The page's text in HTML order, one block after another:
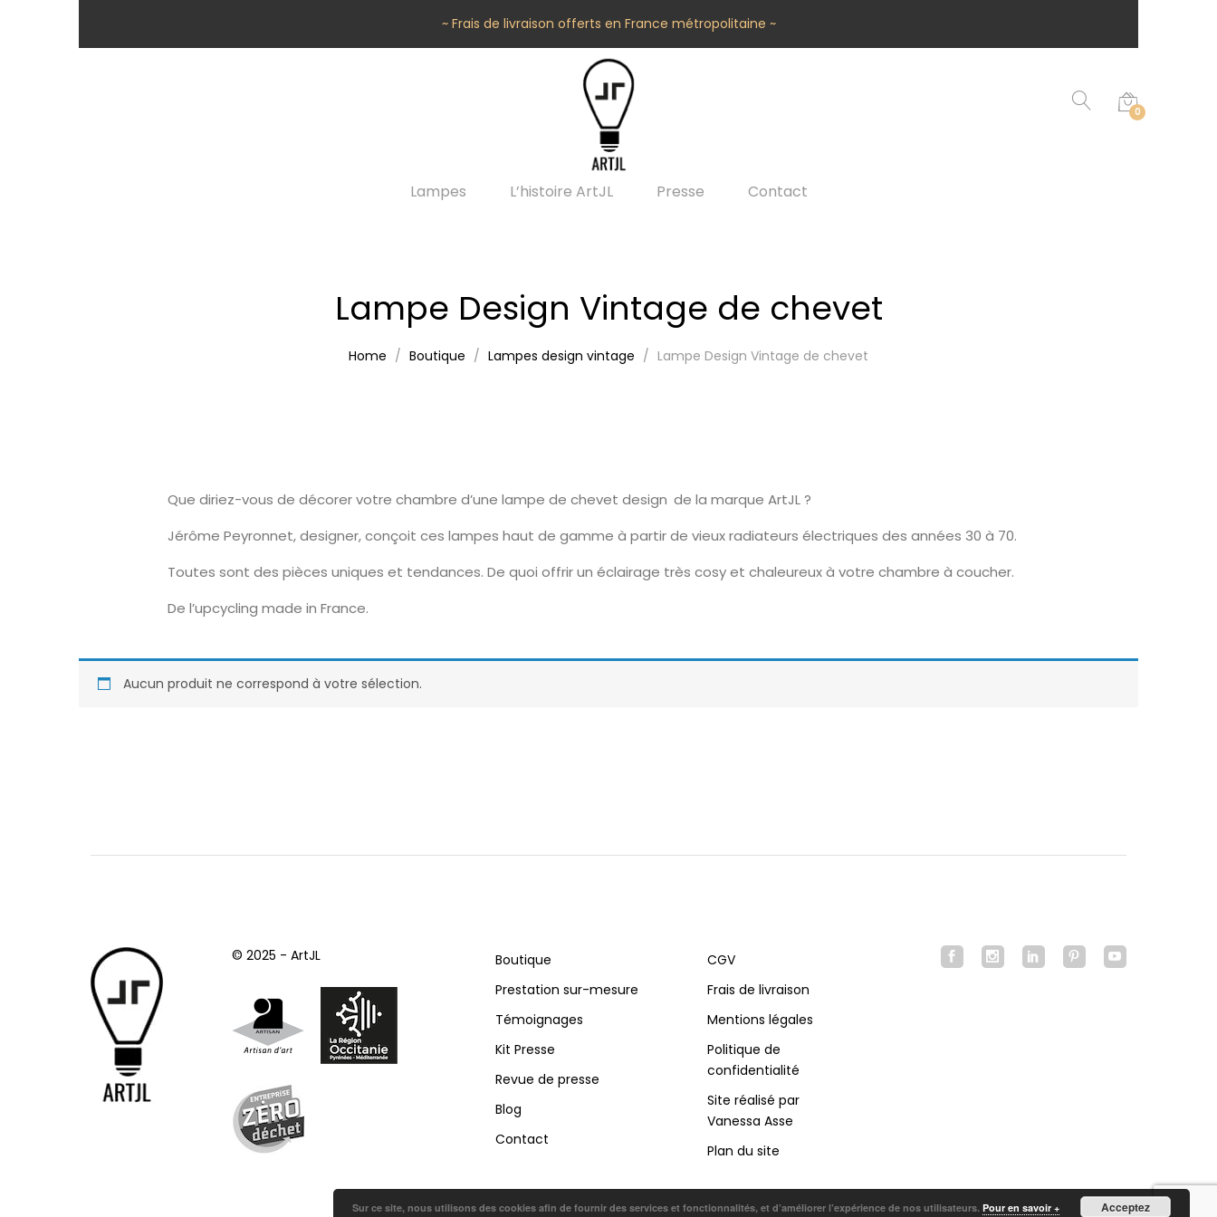
~ Frais de livraison offerts en France métropolitaine ~
0
Lampes L’histoire ArtJL Presse Contact
Lampe Design Vintage de chevet
Home Boutique Lampes design vintage Lampe Design Vintage de chevet
Que diriez-vous de décorer votre chambre d’une lampe de chevet design de la marque ArtJL ?
Jérôme Peyronnet, designer, conçoit ces lampes haut de gamme à partir de vieux radiateurs électriques des années 30 à 70.
Toutes sont des pièces uniques et tendances. De quoi offrir un éclairage très cosy et chaleureux à votre chambre à coucher.
De l’upcycling made in France.
Aucun produit ne correspond à votre sélection.
© 2025 - ArtJL
Boutique
Prestation sur-mesure
Témoignages
Kit Presse
Revue de presse
Blog
Contact
CGV
Frais de livraison
Mentions légales
Politique de
confidentialité
Site réalisé par
Vanessa Asse
Plan du site
Sur ce site, nous utilisons des cookies afin de fournir des services et fonctionnalités, et d’améliorer l’expérience de nos utilisateurs. Pour en savoir + Acceptez